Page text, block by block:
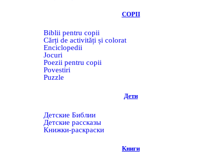
COPII
Biblii pentru copii
Cărți de activități și colorat
Enciclopedii
Jocuri
Poezii pentru copii
Povestiri
Puzzle
Дети
Детские Библии
Детские рассказы
Книжки-раскраски
Книги